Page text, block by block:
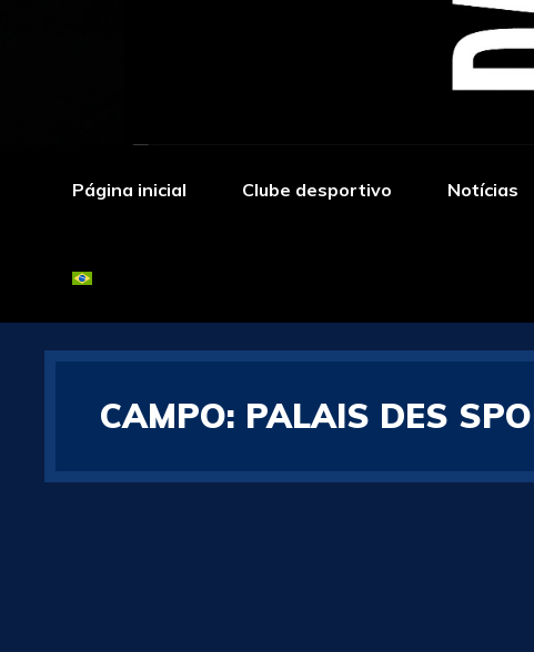
Página inicial Clube desportivo Notícias
CAMPO: PALAIS DES